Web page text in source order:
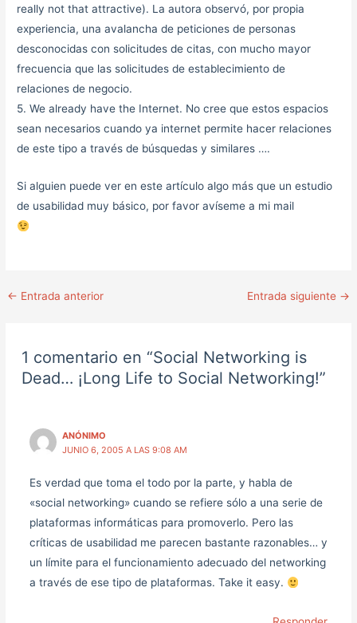
really not that attractive). La autora observó, por propia
experiencia, una avalancha de peticiones de personas
desconocidas con solicitudes de citas, con mucho mayor
frecuencia que las solicitudes de establecimiento de
relaciones de negocio.
5. We already have the Internet. No cree que estos espacios
sean necesarios cuando ya internet permite hacer relaciones
de este tipo a través de búsquedas y similares ….
Si alguien puede ver en este artículo algo más que un estudio
de usabilidad muy básico, por favor avíseme a mi mail
← Entrada anterior Entrada siguiente →
1 comentario en “Social Networking is
Dead… ¡Long Life to Social Networking!”
ANÓNIMO
JUNIO 6, 2005 A LAS 9:08 AM
Es verdad que toma el todo por la parte, y habla de
«social networking» cuando se refiere sólo a una serie de
plataformas informáticas para promoverlo. Pero las
críticas de usabilidad me parecen bastante razonables… y
un límite para el funcionamiento adecuado del networking
a través de ese tipo de plataformas. Take it easy.